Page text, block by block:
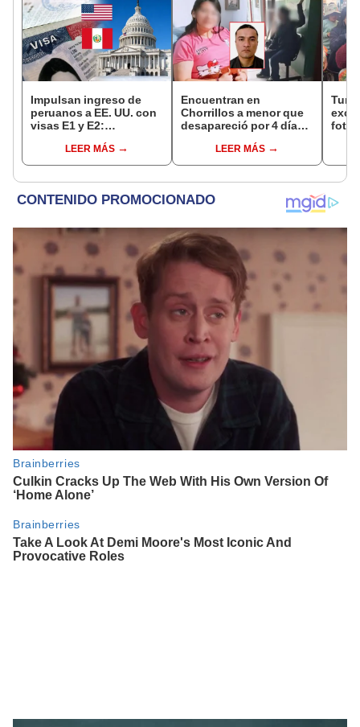
Impulsan ingreso de
peruanos a EE. UU. con
visas E1 y E2:
pymes serían los más
beneficiados
LEER MÁS
Encuentran en
Chorrillos a menor que
desapareció por 4 días
sujeto que conoció en
Roblox: PNP busca al
LEER MÁS